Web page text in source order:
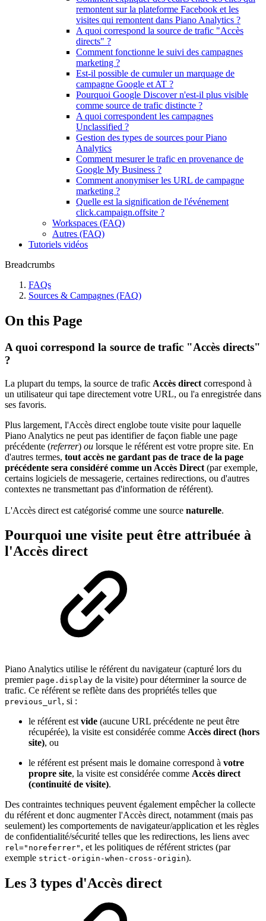
remontent sur la plateforme Facebook et les
visites qui remontent dans Piano Analytics ?
A quoi correspond la source de trafic "Accès
directs" ?
Comment fonctionne le suivi des campagnes
marketing ?
Est-il possible de cumuler un marquage de
campagne Google et AT ?
Pourquoi Google Discover n'est-il plus visible
comme source de trafic distincte ?
A quoi correspondent les campagnes
Unclassified ?
Gestion des types de sources pour Piano
Analytics
Comment mesurer le trafic en provenance de
Google My Business ?
Comment anonymiser les URL de campagne
marketing ?
Quelle est la signification de l'événement
click.campaign.offsite ?
Workspaces (FAQ)
Autres (FAQ)
Tutoriels vidéos
Breadcrumbs
FAQs
Sources & Campagnes (FAQ)
On this Page
A quoi correspond la source de trafic "Accès directs"
?
La plupart du temps, la source de trafic Accès direct correspond à
un utilisateur qui tape directement votre URL, ou l'a enregistrée dans
ses favoris.
Plus largement, l'Accès direct englobe toute visite pour laquelle
Piano Analytics ne peut pas identifier de façon fiable une page
précédente (referrer) ou lorsque le référent est votre propre site. En
d'autres termes, tout accès ne gardant pas de trace de la page
précédente sera considéré comme un Accès Direct (par exemple,
certains logiciels de messagerie, certaines redirections, ou d'autres
contextes ne transmettant pas d'information de référent).
L'Accès direct est catégorisé comme une source naturelle.
Pourquoi une visite peut être attribuée à
l'Accès direct
Piano Analytics utilise le référent du navigateur (capturé lors du
premier page.display de la visite) pour déterminer la source de
trafic. Ce référent se reflète dans des propriétés telles que
previous_url, si :
le référent est vide (aucune URL précédente ne peut être
récupérée), la visite est considérée comme Accès direct (hors
site), ou
le référent est présent mais le domaine correspond à votre
propre site, la visite est considérée comme Accès direct
(continuité de visite).
Des contraintes techniques peuvent également empêcher la collecte
du référent et donc augmenter l'Accès direct, notamment (mais pas
seulement) les comportements de navigateur/application et les règles
de confidentialité/sécurité telles que les redirections, les liens avec
rel="noreferrer" , et les politiques de référent strictes (par
exemple strict-origin-when-cross-origin).
Les 3 types d'Accès direct